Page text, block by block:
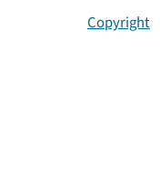
Copyright